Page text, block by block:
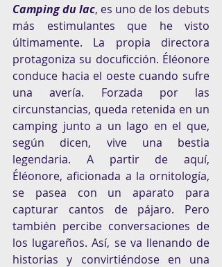
Camping du lac, es uno de los debuts
más estimulantes que he visto
últimamente. La propia directora
protagoniza su docuficción. Éléonore
conduce hacia el oeste cuando sufre
una avería. Forzada por las
circunstancias, queda retenida en un
camping junto a un lago en el que,
según dicen, vive una bestia
legendaria. A partir de aquí,
Éléonore, aficionada a la ornitología,
se pasea con un aparato para
capturar cantos de pájaro. Pero
también percibe conversaciones de
los lugareños. Así, se va llenando de